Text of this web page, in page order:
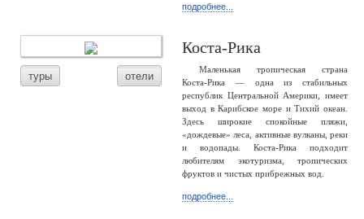
подробнее...
туры отели
Коста-Рика
Маленькая тропическая страна
Коста-Рика — одна из стабильных
республик Центральной Америки, имеет
выход в Карибское море и Тихий океан.
Здесь широкие спокойные пляжи,
«дождевые» леса, активные вулканы, реки
и водопады. Коста-Рика подходит
любителям экотуризма, тропических
фруктов и чистых прибрежных вод.
подробнее...